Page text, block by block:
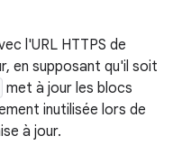
l'URL HTTPS de
en supposant qu'il soit
met à jour les blocs
inutilisée lors de
à jour.